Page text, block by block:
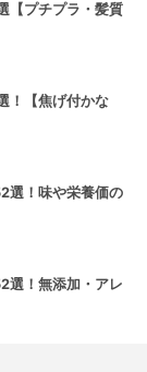
【プチプラ・髪質
！【焦げ付かな
選！味や栄養価の
選！無添加・アレ